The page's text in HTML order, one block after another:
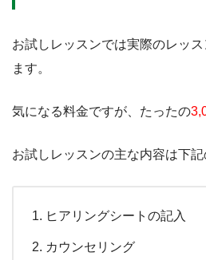
お試しレッスンでは実際のレッ
ます。
気になる料金ですが、たったの
お試しレッスンの主な内容は下記
ヒアリングシートの記入
カウンセリング